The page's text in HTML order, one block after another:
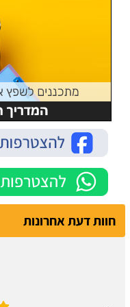
חוות דעת אחרונות